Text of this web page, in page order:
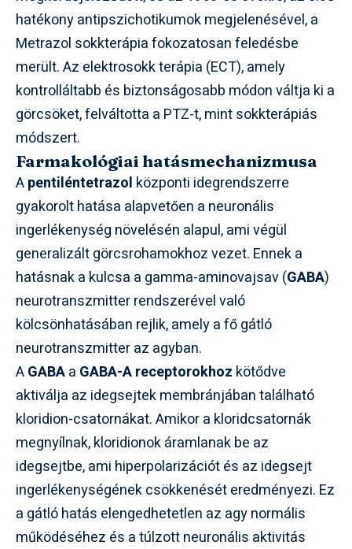
hatékony antipszichotikumok megjelenésével, a
Metrazol sokkterápia fokozatosan feledésbe
merült. Az elektrosokk terápia (ECT), amely
kontrolláltabb és biztonságosabb módon váltja ki a
görcsöket, felváltotta a PTZ-t, mint sokkterápiás
módszert.
Farmakológiai hatásmechanizmusa
Apentiléntetrazol központi idegrendszerre
gyakorolt hatása alapvetően a neuronális
ingerlékenység növelésén alapul, ami végül
generalizált görcsrohamokhoz vezet. Ennek a
hatásnak a kulcsa a gamma-aminovajsav (GABA)
neurotranszmitter rendszerével való
kölcsönhatásában rejlik, amely a fő gátló
neurotranszmitter az agyban.
AGABAa GABA-A receptorokhoz kötődve
aktiválja az idegsejtek membránjában található
kloridion-csatornákat. Amikor a kloridcsatornák
megnyílnak, kloridionok áramlanak be az
idegsejtbe, ami hiperpolarizációt és az idegsejt
ingerlékenységének csökkenését eredményezi. Ez
a gátló hatás elengedhetetlen az agy normális
működéséhez és a túlzott neuronális aktivitás